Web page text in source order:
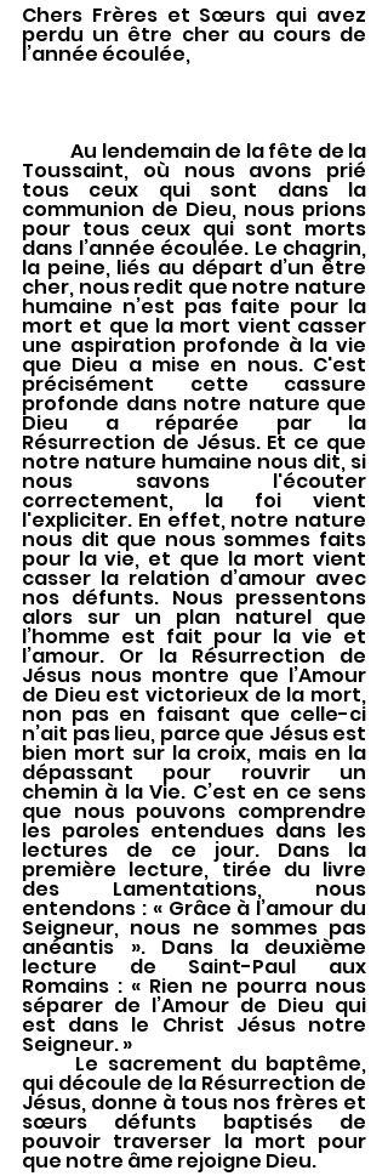
Chers Frères et Sœurs qui avez
perdu un être cher au cours de
l’année écoulée,
	Au lendemain de la fête de la
Toussaint, où nous avons prié
tous ceux qui sont dans la
communion de Dieu, nous prions
pour tous ceux qui sont morts
dans l’année écoulée. Le chagrin,
la peine, liés au départ d’un être
cher, nous redit que notre nature
humaine n’est pas faite pour la
mort et que la mort vient casser
une aspiration profonde à la vie
que Dieu a mise en nous. C'est
précisément cette cassure
profonde dans notre nature que
Dieu a réparée par la
Résurrection de Jésus. Et ce que
notre nature humaine nous dit, si
nous savons l'écouter
correctement, la foi vient
l'expliciter. En effet, notre nature
nous dit que nous sommes faits
pour la vie, et que la mort vient
casser la relation d’amour avec
nos défunts. Nous pressentons
alors sur un plan naturel que
l’homme est fait pour la vie et
l’amour. Or la Résurrection de
Jésus nous montre que l’Amour
de Dieu est victorieux de la mort,
non pas en faisant que celle-ci
n’ait pas lieu, parce que Jésus est
bien mort sur la croix, mais en la
dépassant pour rouvrir un
chemin à la Vie. C’est en ce sens
que nous pouvons comprendre
les paroles entendues dans les
lectures de ce jour. Dans la
première lecture, tirée du livre
des Lamentations, nous
entendons : « Grâce à l’amour du
Seigneur, nous ne sommes pas
anéantis ». Dans la deuxième
lecture de Saint-Paul aux
Romains : « Rien ne pourra nous
séparer de l’Amour de Dieu qui
est dans le Christ Jésus notre
Seigneur. »
	Le sacrement du baptême,
qui découle de la Résurrection de
Jésus, donne à tous nos frères et
sœurs défunts baptisés de
pouvoir traverser la mort pour
que notre âme rejoigne Dieu.